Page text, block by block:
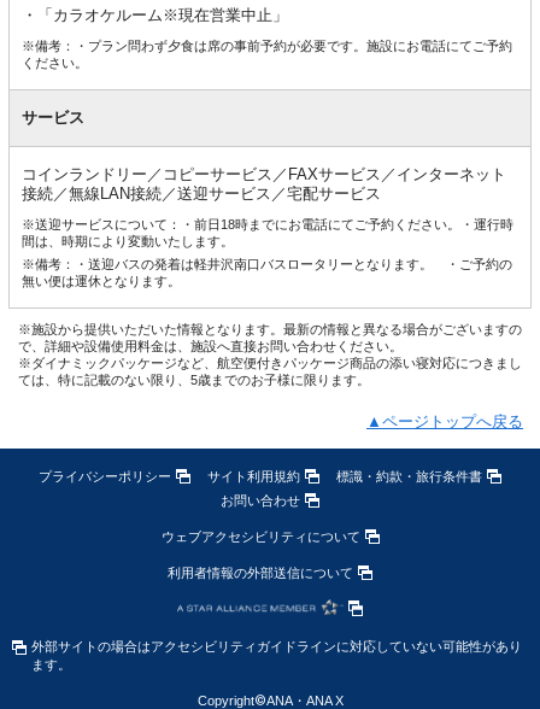
「カラオケルーム※現在営業中止」
※備考：・プラン問わず夕食は席の事前予約が必要です。施設にお電話にてご予約
ください。
サービス
コインランドリー／コピーサービス／FAXサービス／インターネット
接続／無線LAN接続／送迎サービス／宅配サービス
※送迎サービスについて：・前日18時までにお電話にてご予約ください。・運行時
間は、時期により変動いたします。
※備考：・送迎バスの発着は軽井沢南口バスロータリーとなります。 ・ご予約の
無い便は運休となります。
※施設から提供いただいた情報となります。最新の情報と異なる場合がございますの
で、詳細や設備使用料金は、施設へ直接お問い合わせください。
※ダイナミックパッケージなど、航空便付きパッケージ商品の添い寝対応につきまし
ては、特に記載のない限り、5歳までのお子様に限ります。
▲ページトップへ戻る
プライバシーポリシー サイト利用規約
標識・約款・旅行条件書
お問い合わせ
ウェブアクセシビリティについて
利用者情報の外部送信について
外部サイトの場合はアクセシビリティガイドラインに対応していない可能性があり
ます。
Copyright©ANA・ANA X